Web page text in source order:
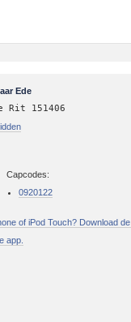
Ede
Rit 151406
Capcodes:
0920122
of iPod Touch? Download
app.